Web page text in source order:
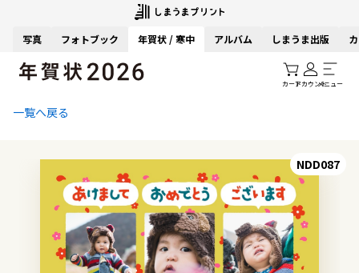
写真 フォトブック 年賀状 / 寒中 アルバム しまうま出版
カートアカウントメニュー
一覧へ戻る
NDD087